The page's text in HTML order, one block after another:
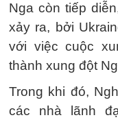
Nga còn tiếp
xảy ra, bởi
với việc cuộc
thành xung đột
Trong khi đó,
các nhà lãnh